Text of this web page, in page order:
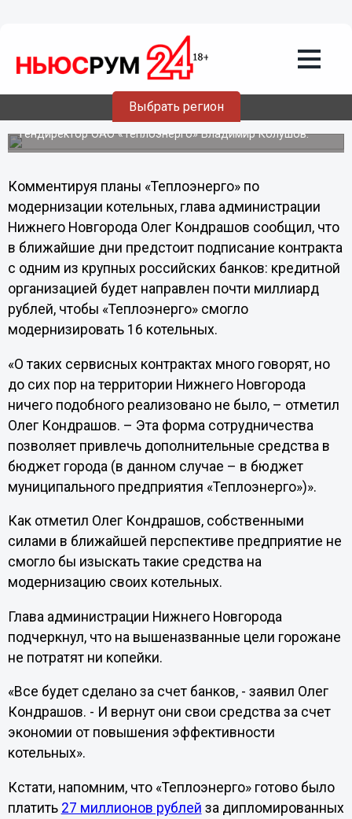
Выбрать регион
16 котельных будут модернизированы
в Нижнем Новгороде в 2013 году
Об этом на еженедельном оперативном совещании при
главе Нижнего Новгорода 11 февраля объявил
гендиректор ОАО «Теплоэнерго» Владимир Колушов.
Комментируя планы «Теплоэнерго» по
модернизации котельных, глава администрации
Нижнего Новгорода Олег Кондрашов сообщил, что
в ближайшие дни предстоит подписание контракта
с одним из крупных российских банков: кредитной
организацией будет направлен почти миллиард
рублей, чтобы «Теплоэнерго» смогло
модернизировать 16 котельных.
«О таких сервисных контрактах много говорят, но
до сих пор на территории Нижнего Новгорода
ничего подобного реализовано не было, – отметил
Олег Кондрашов. – Эта форма сотрудничества
позволяет привлечь дополнительные средства в
бюджет города (в данном случае – в бюджет
муниципального предприятия «Теплоэнерго»)».
Как отметил Олег Кондрашов, собственными
силами в ближайшей перспективе предприятие не
смогло бы изыскать такие средства на
модернизацию своих котельных.
Глава администрации Нижнего Новгорода
подчеркнул, что на вышеназванные цели горожане
не потратят ни копейки.
«Все будет сделано за счет банков, - заявил Олег
Кондрашов. - И вернут они свои средства за счет
экономии от повышения эффективности
котельных».
Кстати, напомним, что «Теплоэнерго» готово было
платить 27 миллионов рублей за дипломированных